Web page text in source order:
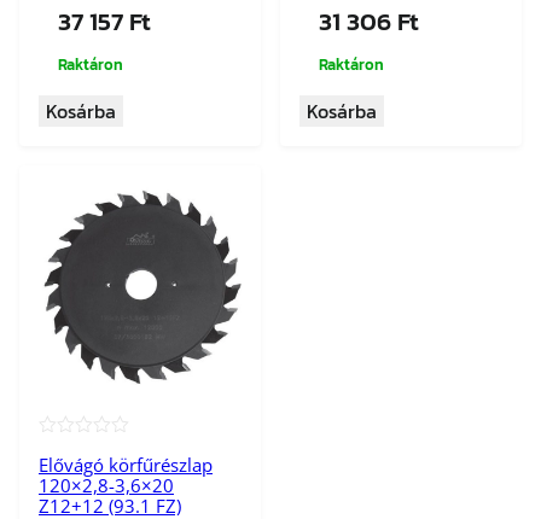
37 157Ft
Raktáron
Kosárba
31 306Ft
Raktáron
Kosárba
Elővágó körfűrészlap
120×2,8-3,6×20
Z12+12 (93.1 FZ)